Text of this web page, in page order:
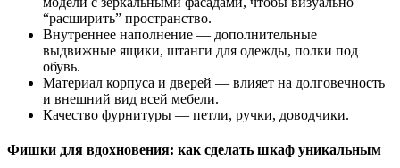
“расширить” пространство.
Внутреннее наполнение — дополнительные
выдвижные ящики, штанги для одежды, полки под
обувь.
Материал корпуса и дверей — влияет на долговечность
и внешний вид всей мебели.
Качество фурнитуры — петли, ручки, доводчики.
Фишки для вдохновения: как сделать шкаф уникальным